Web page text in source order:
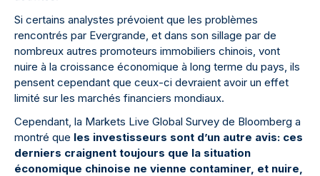
Si certains analystes prévoient que les problèmes
rencontrés par Evergrande, et dans son sillage par de
nombreux autres promoteurs immobiliers chinois, vont
nuire à la croissance économique à long terme du pays, ils
pensent cependant que ceux-ci devraient avoir un effet
limité sur les marchés financiers mondiaux.
Cependant, la Markets Live Global Survey de Bloomberg a
montré que les investisseurs sont d’un autre avis: ces
derniers craignent toujours que la situation
économique chinoise ne vienne contaminer, et nuire,